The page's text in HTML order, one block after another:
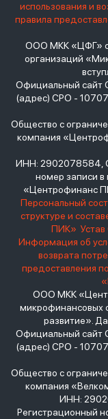
использования и
правила
ООО МКК «ЦФГ»
организаций
Официальный сайт
(адрес) СРО -
Общество с
компания
ИНН: 2902078584,
номер записи
«Центрофинанс
Персональный
структуре и
ПИК»
Информация об
возврата
предоставления
ООО МКК
микрофинансовых
развитие».
Официальный сайт
(адрес) СРО -
Общество с
компания
ИНН:
Регистрационный